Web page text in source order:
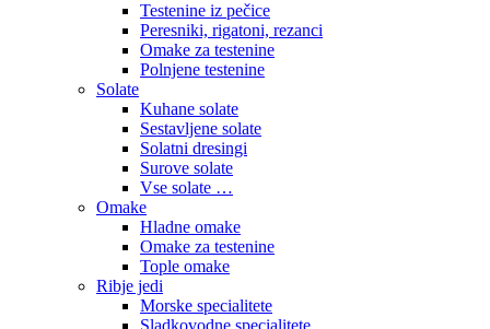
Testenine iz pečice
Peresniki, rigatoni, rezanci
Omake za testenine
Polnjene testenine
Solate
Kuhane solate
Sestavljene solate
Solatni dresingi
Surove solate
Vse solate …
Omake
Hladne omake
Omake za testenine
Tople omake
Ribje jedi
Morske specialitete
Sladkovodne specialitete